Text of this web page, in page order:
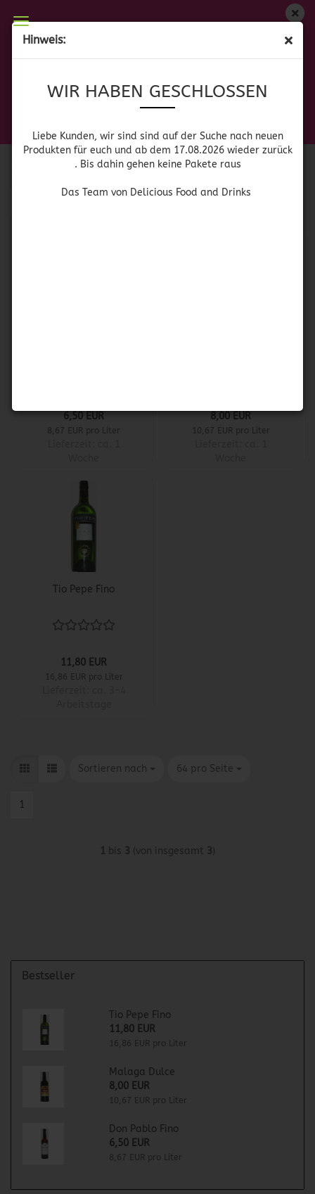
Hinweis:
WIR HABEN GESCHLOSSEN
Liebe Kunden, wir sind sind auf der Suche nach neuen
Produkten für euch und ab dem 17.08.2026 wieder zurück
. Bis dahin gehen keine Pakete raus
Das Team von Delicious Food and Drinks
WIR HABEN GESCHLOSSEN
Produkten für euch und wieder ab dem 17.08.2026
Das Team von Delicious Food and Drinks
Sortieren nach
Sortieren nach Alle Hersteller
pro Seite
64 pro Seite
6,50 EUR
8,67 EUR pro Liter
8,00 EUR
10,67 EUR pro Liter
Tio Pepe Fino
11,80 EUR
16,86 EUR pro Liter
Sortieren nach
Sortieren nach 64 pro Seite
pro Seite
1
1 bis 3 (von insgesamt 3 )
Bestseller
Tio Pepe Fino
11,80 EUR
16,86 EUR pro Liter
Malaga Dulce
8,00 EUR
10,67 EUR pro Liter
Don Pablo Fino
6,50 EUR
8,67 EUR pro Liter